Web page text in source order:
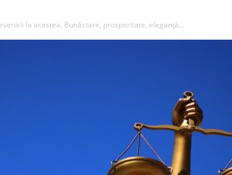
la acestea. Bunăstare, prosperitate, eleganță...